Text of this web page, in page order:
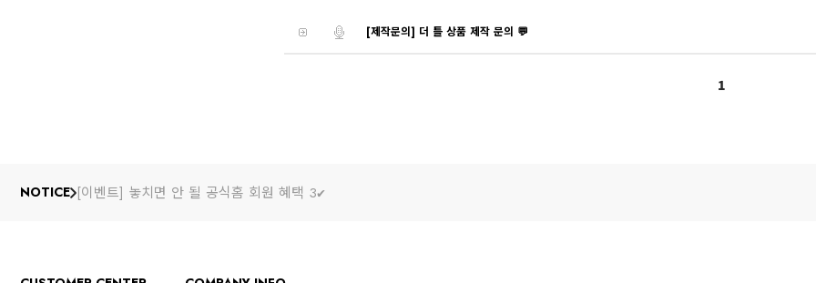
[제작문의] 더 틀 상품 제작 문의 💬
1
NOTICE [이벤트] 놓치면 안 될 공식홈 회원 혜택 3✔️